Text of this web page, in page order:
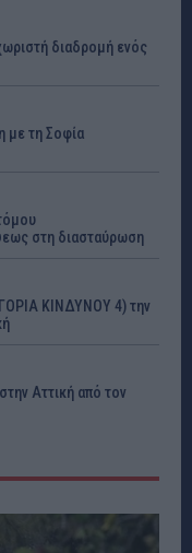
διαδρομή ενός
με τη Σοφία
στη διασταύρωση
ΚΙΝΔΥΝΟΥ 4) την
Αττική από τον